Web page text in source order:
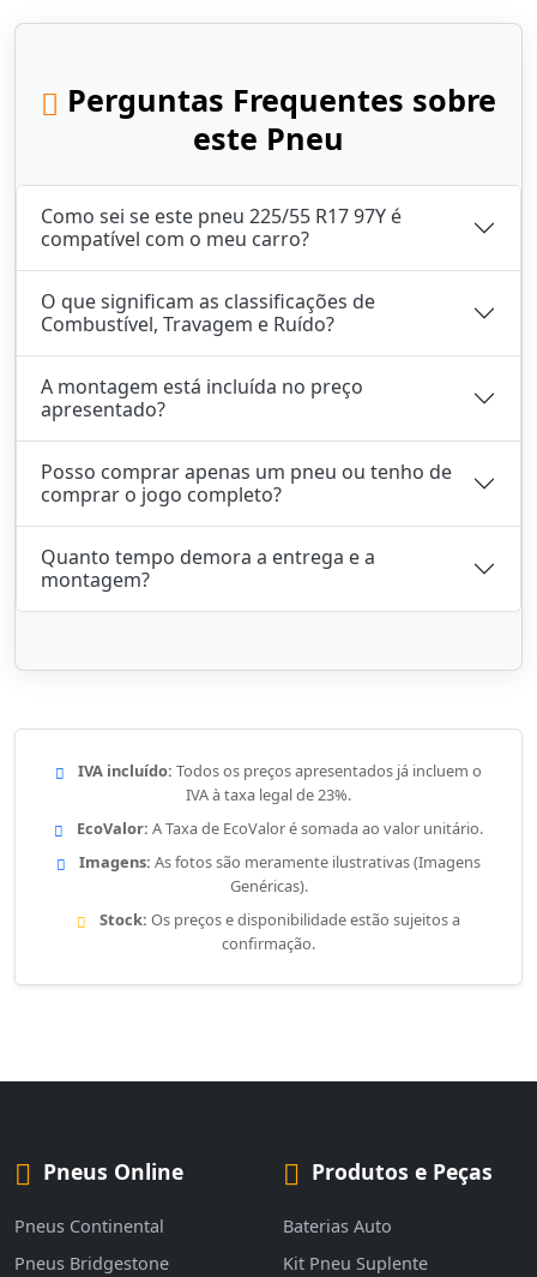
Perguntas Frequentes sobre
este Pneu
Como sei se este pneu 225/55 R17 97Y é
compatível com o meu carro?
O que significam as classificações de
Combustível, Travagem e Ruído?
A montagem está incluída no preço
apresentado?
Posso comprar apenas um pneu ou tenho de
comprar o jogo completo?
Quanto tempo demora a entrega e a
montagem?
IVA incluído: Todos os preços apresentados já incluem o
IVA à taxa legal de 23%.
EcoValor: A Taxa de EcoValor é somada ao valor unitário.
Imagens: As fotos são meramente ilustrativas (Imagens
Genéricas).
Stock: Os preços e disponibilidade estão sujeitos a
confirmação.
Pneus Online
Pneus Continental
Pneus Bridgestone
Produtos e Peças
Baterias Auto
Kit Pneu Suplente